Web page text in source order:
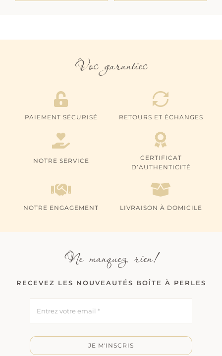
Vos garanties
PAIEMENT SÉCURISÉ RETOURS ET ÉCHANGES
NOTRE SERVICE
CERTIFICAT
D’AUTHENTICITÉ
NOTRE ENGAGEMENT LIVRAISON À DOMICILE
Ne manquez rien!
RECEVEZ LES NOUVEAUTÉS BOÎTE À PERLES
JE M'INSCRIS